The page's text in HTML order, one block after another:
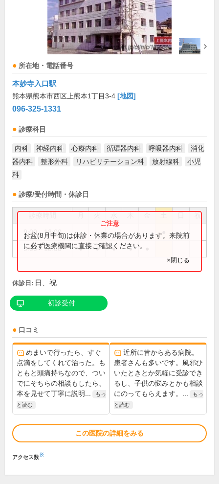
所在地・電話番号
本妙寺入口駅
熊本県熊本市西区上熊本1丁目3-4 [地図]
096-325-1331
診療科目
内科 神経内科 心療内科 循環器内科 呼吸器内科
消化
器内科
整形外科 リハビリテーション科 放射線科
小児
科
診療/受付時間・休診日
祝
9:00～13:00
9:00～18:00 ● ● ● ●
お盆(8月中旬)は休診・休業の場合があります。来院前
に必ず医療機関に直接ご確認ください。
×閉じる
休診日: 日、祝
初診受付
口コミ
めまいで行ったら、すぐ
点滴をしてくれて治った。も
ともと頭痛持ちなので、つい
でにそちらの相談もしたら、
本を見せて丁寧に説明...
もっ
と読む
近所に昔からある病院。
患者さんも多いです。風邪ひ
いたときとか気軽に受診でき
るし、子供の悩みとかも相談
にのってもらえます。...
もっ
と読む
この医院の詳細をみる
アクセス数※